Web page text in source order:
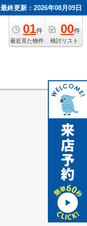
最終更新：2026年08月09日
01件
最近見た物件
00件
検討リスト